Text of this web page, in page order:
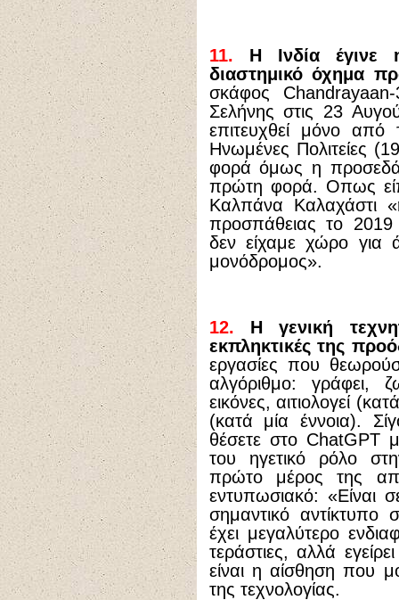
11. Η Ινδία έγινε
διαστημικό όχημα
σκάφος
Σελήνης στις 23
επιτευχθεί μόνο από
Ηνωμένες Πολιτείες
φορά όμως η
πρώτη φορά. Οπως
Καλπάνα Καλαχάστι
προσπάθειας το
δεν είχαμε χώρο για
μονόδρομος».
12. Η γενική
εκπληκτικές της
εργασίες που
αλγόριθμο: γράφει,
εικόνες, αιτιολογεί
(κατά μία έννοια).
θέσετε στο ChatGPT
του ηγετικό ρόλο
πρώτο μέρος της
εντυπωσιακό: «Είναι
σημαντικό αντίκτυπο
έχει μεγαλύτερο
τεράστιες, αλλά
είναι η αίσθηση που
της τεχνολογίας.